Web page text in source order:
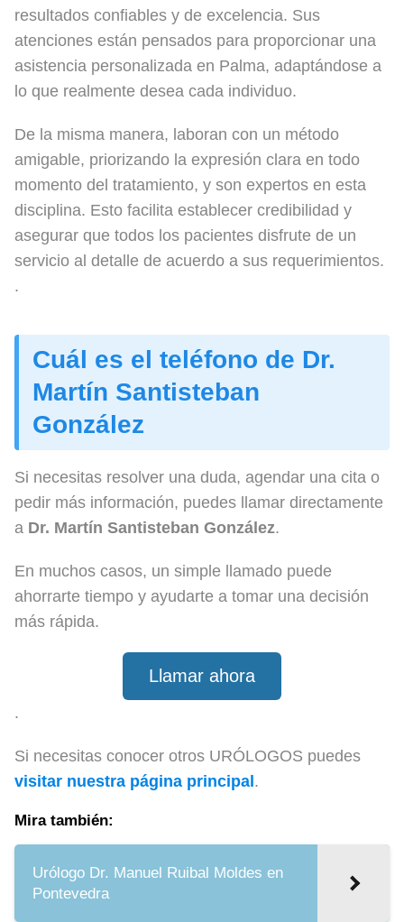
resultados confiables y de excelencia. Sus
atenciones están pensados para proporcionar una
asistencia personalizada en Palma, adaptándose a
lo que realmente desea cada individuo.
De la misma manera, laboran con un método
amigable, priorizando la expresión clara en todo
momento del tratamiento, y son expertos en esta
disciplina. Esto facilita establecer credibilidad y
asegurar que todos los pacientes disfrute de un
servicio al detalle de acuerdo a sus requerimientos.
.
Cuál es el teléfono de Dr.
Martín Santisteban
González
Si necesitas resolver una duda, agendar una cita o
pedir más información, puedes llamar directamente
a Dr. Martín Santisteban González.
En muchos casos, un simple llamado puede
ahorrarte tiempo y ayudarte a tomar una decisión
más rápida.
Llamar ahora
.
Si necesitas conocer otros URÓLOGOS puedes
visitar nuestra página principal .
Mira también:
Urólogo Dr. Manuel Ruibal Moldes en
Pontevedra